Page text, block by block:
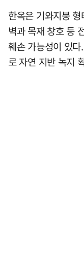
한옥은 기와지붕
벽과 목재 창호 등
훼손 가능성이 있
로 자연 지반 녹지